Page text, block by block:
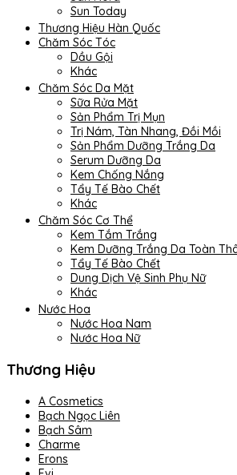
Sun Today
Thương Hiệu Hàn Quốc
Chăm Sóc Tóc
Dầu Gội
Khác
Chăm Sóc Da Mặt
Sữa Rửa Mặt
Sản Phẩm Trị Mụn
Trị Nám, Tàn Nhang, Đồi Mồi
Sản Phẩm Dưỡng Trắng Da
Serum Dưỡng Da
Kem Chống Nắng
Tẩy Tế Bào Chết
Khác
Chăm Sóc Cơ Thể
Kem Tắm Trắng
Kem Dưỡng Trắng Da Toàn
Tẩy Tế Bào Chết
Dung Dịch Vệ Sinh Phụ Nữ
Khác
Nước Hoa
Nước Hoa Nam
Nước Hoa Nữ
Thương Hiệu
A Cosmetics
Bạch Ngọc Liên
Bạch Sâm
Charme
Erons